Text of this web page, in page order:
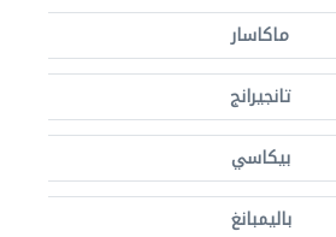
ماكاسار
تانجيرانج
بيكاسي
باليمبانغ